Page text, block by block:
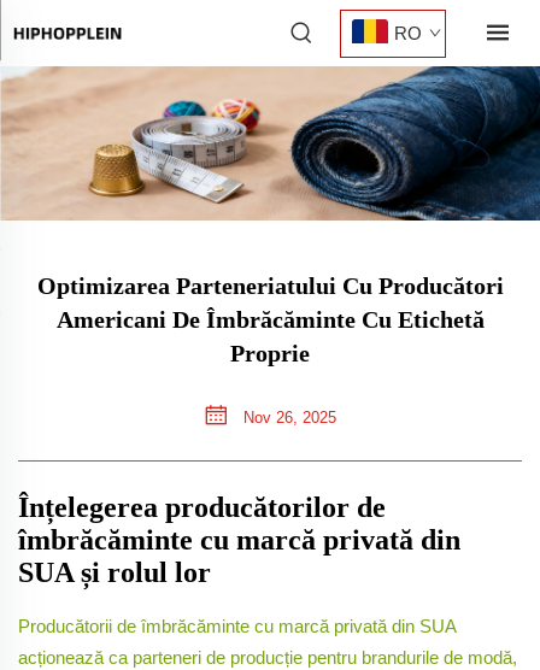
RO
Optimizarea Parteneriatului Cu Producători
Americani De Îmbrăcăminte Cu Etichetă
Proprie
Nov 26, 2025
Înțelegerea producătorilor de
îmbrăcăminte cu marcă privată din
SUA și rolul lor
Producătorii de îmbrăcăminte cu marcă privată din SUA
acționează ca parteneri de producție pentru brandurile de modă,